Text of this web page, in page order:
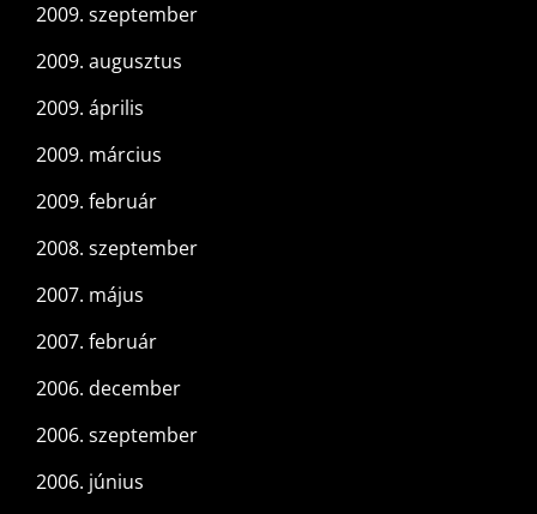
2009. szeptember
2009. augusztus
2009. április
2009. március
2009. február
2008. szeptember
2007. május
2007. február
2006. december
2006. szeptember
2006. június